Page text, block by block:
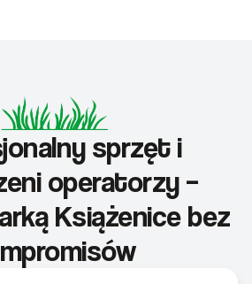
sprzęt i
operatorzy –
Książenice bez